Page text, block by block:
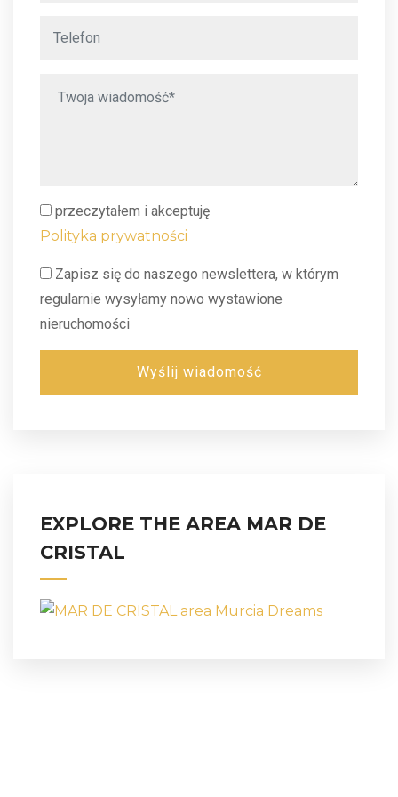
przeczytałem i akceptuję
Polityka prywatności
Zapisz się do naszego newslettera, w którym
regularnie wysyłamy nowo wystawione
nieruchomości
Wyślij wiadomość
EXPLORE THE AREA MAR DE
CRISTAL